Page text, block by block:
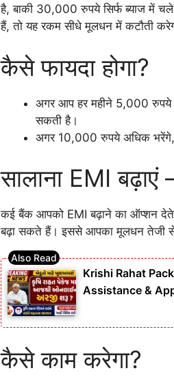
है, बाकी 30,000 रुपये सिर्फ ब्याज में
हैं, तो यह रकम सीधे मूलधन में कटौती
कैसे फायदा होगा?
अगर आप हर महीने 5,000 रुपये
सकती है।
अगर 10,000 रुपये अधिक भरेंगे,
सालाना EMI
कई बैंक आपको EMI बढ़ाने का ऑप्शन
बढ़ा सकते हैं। इससे आपका मूलधन तेजी से
Krishi Rahat
Assistance &
कैसे काम करेगा?